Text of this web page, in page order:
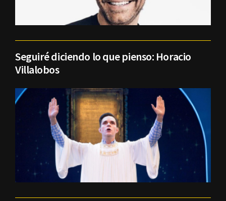
Seguiré diciendo lo que pienso: Horacio
Villalobos